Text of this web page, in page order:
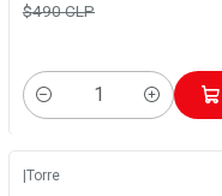
$490 CLP
Cantidad
|Torre